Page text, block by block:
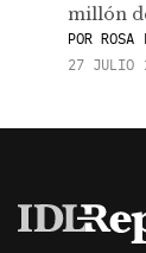
millón
PORROSA
27 JULIO